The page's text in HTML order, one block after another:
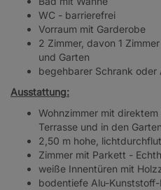
WC - barrierefrei
Vorraum mit Garderobe
2 Zimmer, davon 1
und Garten
begehbarer Schrank oder
Ausstattung:
Wohnzimmer mit
Terrasse und in den Garten
2,50 m hohe,
Zimmer mit Parkett -
weiße Innentüren mit
bodentiefe Alu-Kunststoff-